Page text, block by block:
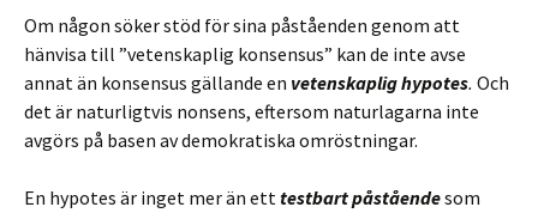
Om någon söker stöd för sina påståenden genom att
hänvisa till ”vetenskaplig konsensus” kan de inte avse
annat än konsensus gällande en vetenskaplighypotes. Och
det är naturligtvis nonsens, eftersom naturlagarna inte
avgörs på basen av demokratiska omröstningar.
En hypotes är inget mer än etttestbart påståendesom